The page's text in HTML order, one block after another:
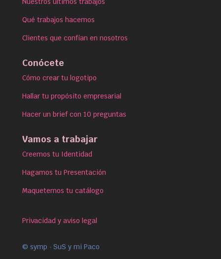
Qué trabajos hacemos
Clientes que confían en nosotros
Conócete
Cómo crear tu logotipo
Hallar tu propósito empresarial
Hacer un brief con 10 preguntas
Vamos a trabajar
Creemos tu Identidad
Hagamos tu Presentación
Maquetemos tu catálogo
Privacidad y aviso legal
© symp · SuS y mi Paco